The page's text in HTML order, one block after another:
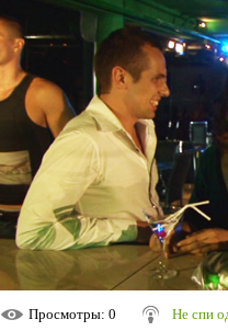
Просмотры: 0 Не спи